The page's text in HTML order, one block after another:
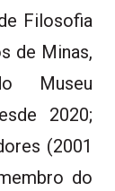
Filosofia
de Minas,
Museu
2020;
(2001
do